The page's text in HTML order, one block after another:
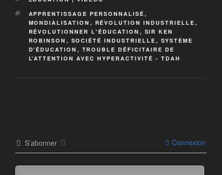
APPRENTISSAGE PERSONNALISÉ ,
MONDIALISATION , RÉVOLUTION INDUSTRIELLE ,
RÉVOLUTIONNER L'ÉDUCATION , SIR KEN
ROBINSON , SOCIÉTÉ INDUSTRIELLE , SYSTÈME
D'ÉDUCATION , TROUBLE DÉFICITAIRE DE
L’ATTENTION AVEC HYPERACTIVITÉ - TDAH
S’abonner Connexion